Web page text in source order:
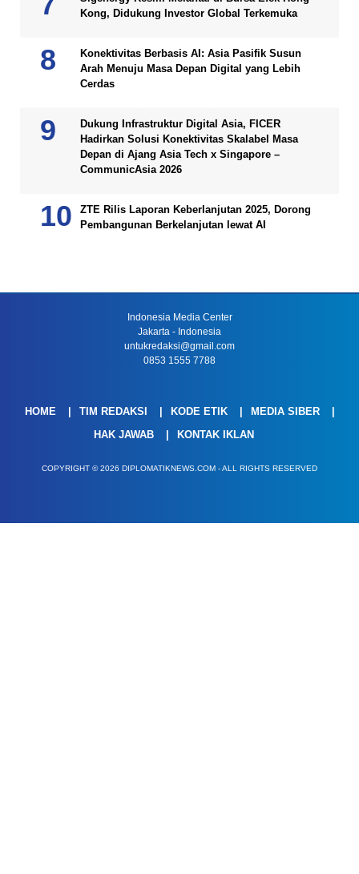
Kong, Didukung Investor Global Terkemuka
Konektivitas Berbasis AI: Asia Pasifik Susun
Arah Menuju Masa Depan Digital yang Lebih
Cerdas
Dukung Infrastruktur Digital Asia, FICER
Hadirkan Solusi Konektivitas Skalabel Masa
Depan di Ajang Asia Tech x Singapore –
CommunicAsia 2026
ZTE Rilis Laporan Keberlanjutan 2025, Dorong
Pembangunan Berkelanjutan lewat AI
Indonesia Media Center
Jakarta - Indonesia
untukredaksi@gmail.com
0853 1555 7788
HOME TIM REDAKSI KODE ETIK
MEDIA SIBER
HAK JAWAB
KONTAK IKLAN
COPYRIGHT © 2026 DIPLOMATIKNEWS.COM - ALL RIGHTS RESERVED